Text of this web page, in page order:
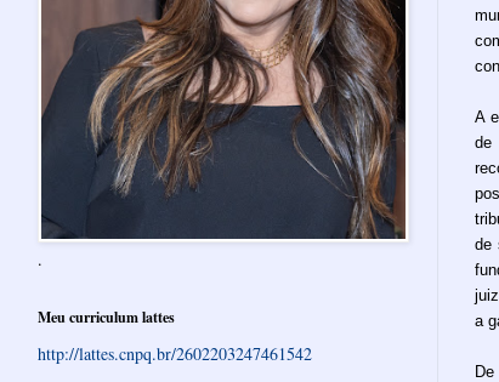
A
de
a
.
Meu curriculum lattes
http://lattes.cnpq.br/2602203247461542